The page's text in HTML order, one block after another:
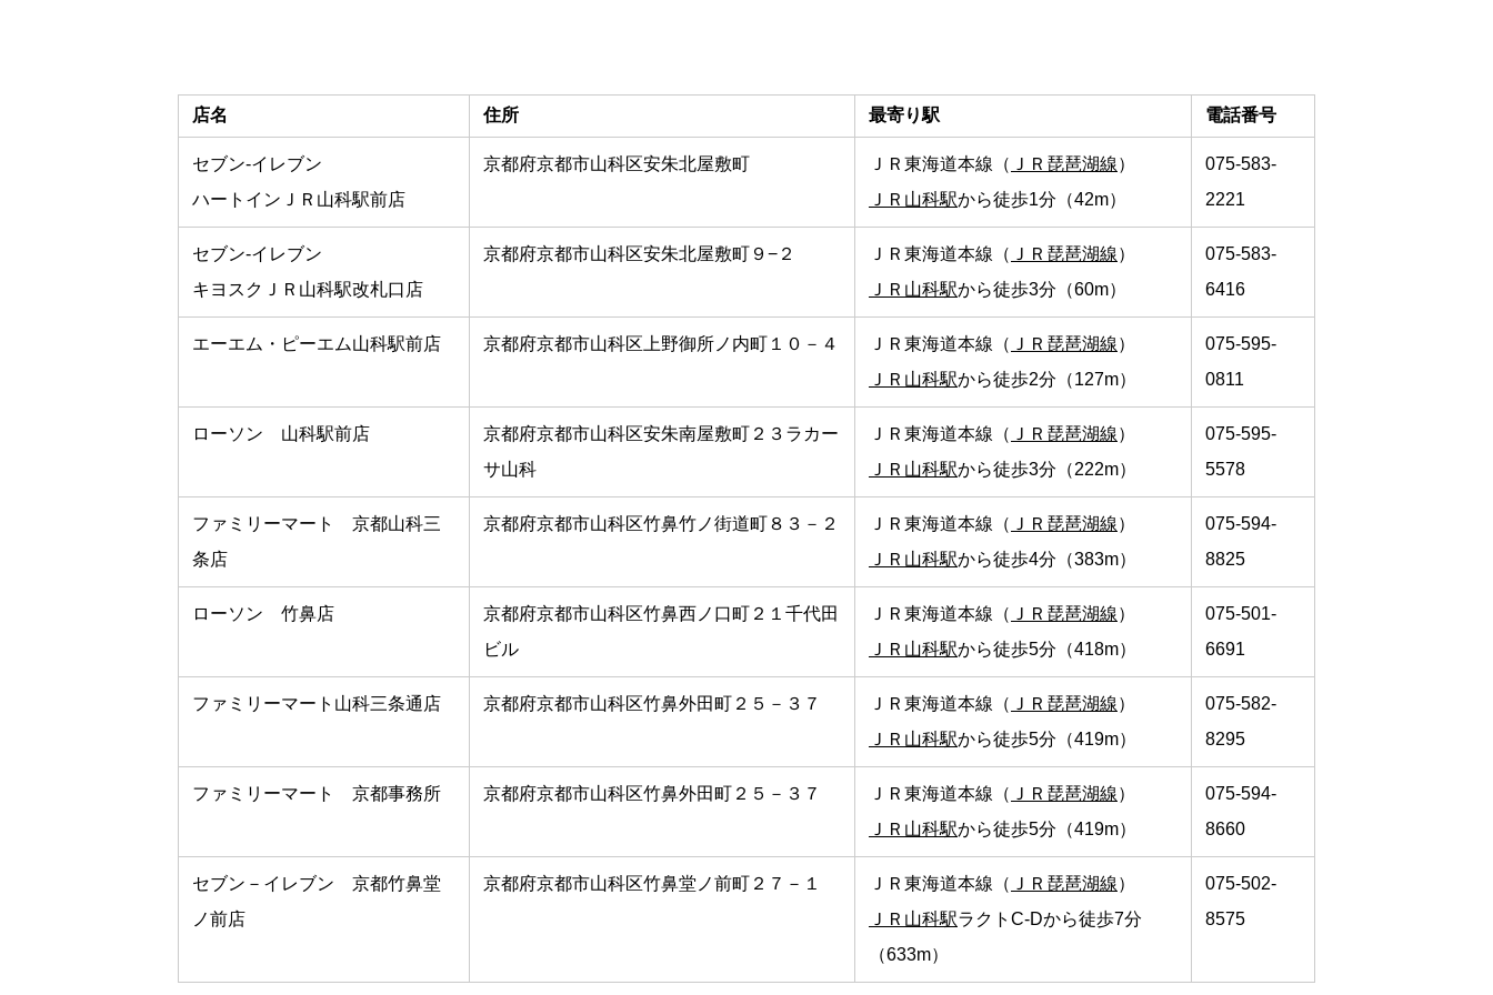
店名 住所 最寄り駅 電話番号
セブン-イレブン
ハートインＪＲ山科駅前店
京都府京都市山科区安朱北屋敷町 ＪＲ東海道本線（ ＪＲ琵琶湖線）
ＪＲ山科駅から徒歩1分（42m）
075-583-
2221
セブン-イレブン
キヨスクＪＲ山科駅改札口店
京都府京都市山科区安朱北屋敷町９−２ ＪＲ東海道本線（ ＪＲ琵琶湖線）
ＪＲ山科駅から徒歩3分（60m）
075-583-
6416
エーエム・ピーエム山科駅前店 京都府京都市山科区上野御所ノ内町１０－４ ＪＲ東海道本線（ ＪＲ琵琶湖線）
ＪＲ山科駅から徒歩2分（127m）
075-595-
0811
ローソン 山科駅前店
京都府京都市山科区安朱南屋敷町２３ラカー
サ山科
ＪＲ東海道本線（ ＪＲ琵琶湖線）
ＪＲ山科駅から徒歩3分（222m）
075-595-
5578
ファミリーマート 京都山科三
条店
京都府京都市山科区竹鼻竹ノ街道町８３－２ ＪＲ東海道本線（ ＪＲ琵琶湖線）
ＪＲ山科駅から徒歩4分（383m）
075-594-
8825
ローソン 竹鼻店
京都府京都市山科区竹鼻西ノ口町２１千代田
ビル
ＪＲ東海道本線（ ＪＲ琵琶湖線）
ＪＲ山科駅から徒歩5分（418m）
075-501-
6691
ファミリーマート山科三条通店 京都府京都市山科区竹鼻外田町２５－３７ ＪＲ東海道本線（ ＪＲ琵琶湖線）
ＪＲ山科駅から徒歩5分（419m）
075-582-
8295
ファミリーマート 京都事務所 京都府京都市山科区竹鼻外田町２５－３７ ＪＲ東海道本線（ ＪＲ琵琶湖線）
ＪＲ山科駅から徒歩5分（419m）
075-594-
8660
セブン－イレブン 京都竹鼻堂
ノ前店
京都府京都市山科区竹鼻堂ノ前町２７－１ ＪＲ東海道本線（ ＪＲ琵琶湖線）
ＪＲ山科駅ラクトC-Dから徒歩7分
（633m）
075-502-
8575